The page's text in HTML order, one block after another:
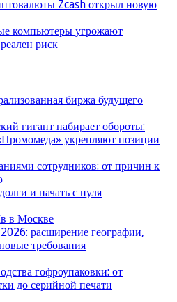
Zcash открыл новую
компьютеры угрожают
риск
биржа будущего
гигант набирает обороты:
укрепляют позиции
сотрудников: от причин к
и начать с нуля
в Москве
расширение географии,
требования
гофроупаковки: от
до серийной печати